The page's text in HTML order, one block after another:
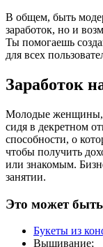
В общем, быть
заработок, но и
Ты помогаешь
для всех
Заработок
Молодые женщины,
сидя в декретном
способности, о
чтобы получить
или знакомым.
занятии.
Это может
Букеты из
Вышивание;